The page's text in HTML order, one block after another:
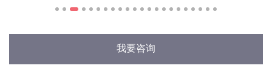
我要咨询